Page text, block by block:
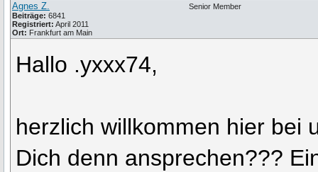
Agnes Z.
Beiträge: 6841
Registriert: April 2011
Ort: Frankfurt am Main
Senior Member
Hallo .yxxx74,
herzlich willkommen hier bei
Dich denn ansprechen???